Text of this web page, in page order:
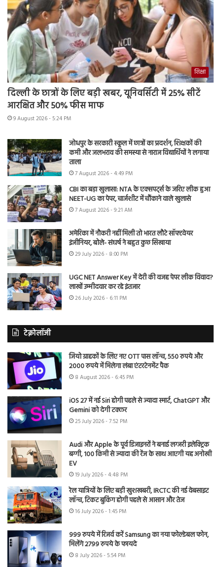
शिक्षा
दिल्ली के छात्रों के लिए बड़ी खबर, यूनिवर्सिटी में 25% सीटें
आरक्षित और 50% फीस माफ
9 August 2026 - 5:24 PM
जोधपुर के सरकारी स्कूल में छात्रों का प्रदर्शन, शिक्षकों की
कमी और जलभराव की समस्या से नाराज विद्यार्थियों ने लगाया
ताला
7 August 2026 - 4:49 PM
CBI का बड़ा खुलासा: NTA के एक्सपर्ट्स के जरिए लीक हुआ
NEET-UG का पेपर, चार्जशीट में चौंकाने वाले खुलासे
7 August 2026 - 9:21 AM
अमेरिका में नौकरी नहीं मिली तो भारत लौटे सॉफ्टवेयर
इंजीनियर, बोले- संघर्ष ने बहुत कुछ सिखाया
29 July 2026 - 8:00 PM
UGC NET Answer Key में देरी की वजह पेपर लीक विवाद?
लाखों उम्मीदवार कर रहे इंतजार
26 July 2026 - 6:11 PM
टेक्नोलॉजी
जियो ग्राहकों के लिए नए OTT पास लॉन्च, 550 रुपये और
2000 रुपये में मिलेगा लंबा एंटरटेनमेंट पैक
8 August 2026 - 6:45 PM
iOS 27 में नई Siri होगी पहले से ज्यादा स्मार्ट, ChatGPT और
Gemini को देगी टक्कर
25 July 2026 - 7:52 PM
Audi और Apple के पूर्व डिजाइनरों ने बनाई लग्जरी इलेक्ट्रिक
बग्गी, 100 किमी से ज्यादा की रेंज के साथ आएगी यह अनोखी
EV
19 July 2026 - 4:48 PM
रेल यात्रियों के लिए बड़ी खुशखबरी, IRCTC की नई वेबसाइट
लॉन्च, टिकट बुकिंग होगी पहले से आसान और तेज
16 July 2026 - 1:45 PM
999 रुपये में रिजर्व करें Samsung का नया फोल्डेबल फोन,
मिलेंगे 2799 रुपये के फायदे
8 July 2026 - 5:54 PM